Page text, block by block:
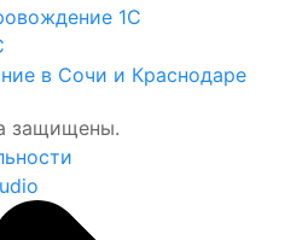
1С
в Сочи и Краснодаре
защищены.